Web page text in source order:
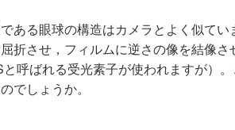
ある眼球の構造はカメラとよく似て
折させ，フィルムに逆さの像を結像
呼ばれる受光素子が使われますが）
でしょうか。